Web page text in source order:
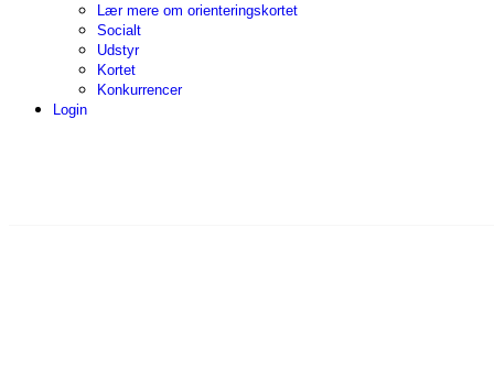
Lær mere om orienteringskortet
Socialt
Udstyr
Kortet
Konkurrencer
Login